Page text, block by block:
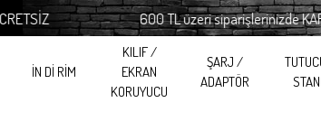
600 TL üzeri siparişlerinizde KARGO
İN Dİ RİM
KILIF /
EKRAN
KORUYUCU
ŞARJ /
ADAPTÖR